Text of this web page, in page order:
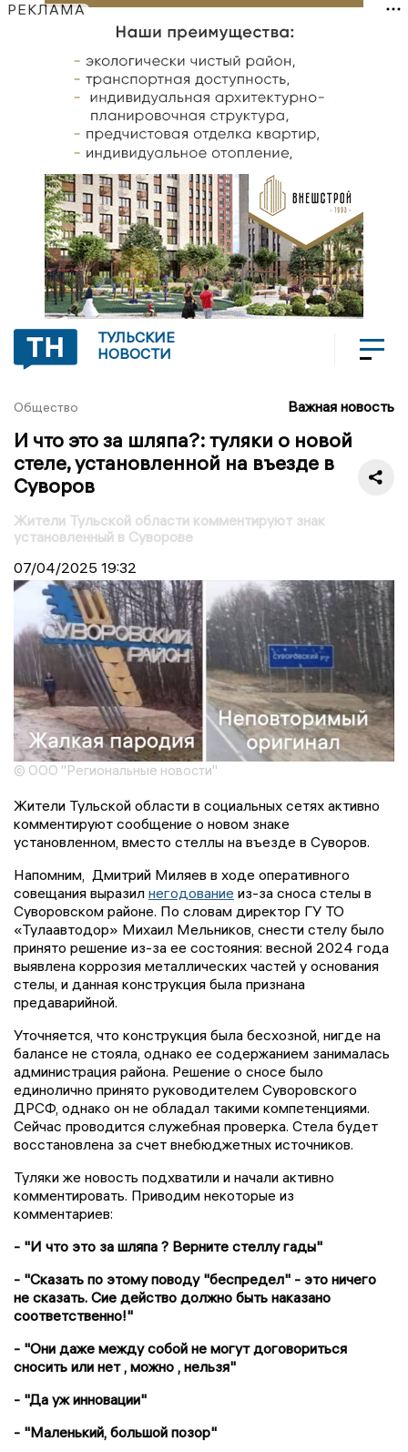
РЕКЛАМА
ТУЛЬСКИЕ
НОВОСТИ
Общество Важная новость
И что это за шляпа?: туляки о новой
стеле, установленной на въезде в
Суворов
Жители Тульской области комментируют знак
установленный в Суворове
07/04/2025 19:32
© ООО "Региональные новости"
Жители Тульской области в социальных сетях активно
комментируют сообщение о новом знаке
установленном, вместо стеллы на въезде в Суворов.
Напомним, Дмитрий Миляев в ходе оперативного
совещания выразил негодование из-за сноса стелы в
Суворовском районе. По словам директор ГУ ТО
«Тулаавтодор» Михаил Мельников, снести стелу было
принято решение из-за ее состояния: весной 2024 года
выявлена коррозия металлических частей у основания
стелы, и данная конструкция была признана
предаварийной.
Уточняется, что конструкция была бесхозной, нигде на
балансе не стояла, однако ее содержанием занималась
администрация района. Решение о сносе было
единолично принято руководителем Суворовского
ДРСФ, однако он не обладал такими компетенциями.
Сейчас проводится служебная проверка. Стела будет
восстановлена за счет внебюджетных источников.
Туляки же новость подхватили и начали активно
комментировать. Приводим некоторые из
комментариев:
- "И что это за шляпа ? Верните стеллу гады"
- "Сказать по этому поводу "беспредел" - это ничего
не сказать. Сие действо должно быть наказано
соответственно!"
- "Они даже между собой не могут договориться
сносить или нет , можно , нельзя"
- "Да уж инновации"
- "Маленький, большой позор"